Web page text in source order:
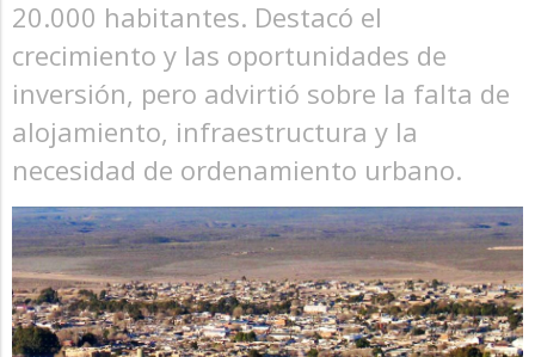
20.000 habitantes. Destacó el
crecimiento y las oportunidades de
inversión, pero advirtió sobre la falta de
alojamiento, infraestructura y la
necesidad de ordenamiento urbano.